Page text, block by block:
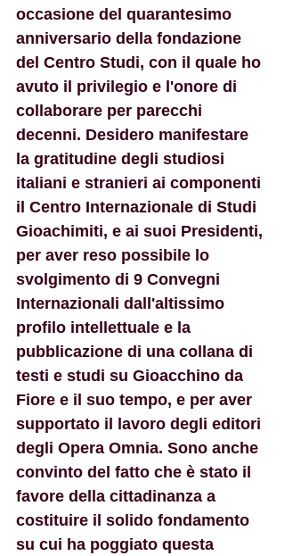
occasione del quarantesimo
anniversario della fondazione
del Centro Studi, con il quale ho
avuto il privilegio e l'onore di
collaborare per parecchi
decenni. Desidero manifestare
la gratitudine degli studiosi
italiani e stranieri ai componenti
il Centro Internazionale di Studi
Gioachimiti, e ai suoi Presidenti,
per aver reso possibile lo
svolgimento di 9 Convegni
Internazionali dall'altissimo
profilo intellettuale e la
pubblicazione di una collana di
testi e studi su Gioacchino da
Fiore e il suo tempo, e per aver
supportato il lavoro degli editori
degli Opera Omnia. Sono anche
convinto del fatto che è stato il
favore della cittadinanza a
costituire il solido fondamento
su cui ha poggiato questa